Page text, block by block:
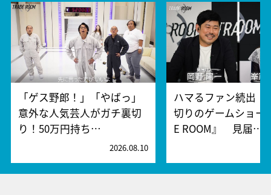
「ゲス野郎！」「やばっ」
意外な人気芸人がガチ裏切
り！50万円持ち…
2026.08.10
ハマるファン続出！
切りのゲームショー
E ROOM』 見届…